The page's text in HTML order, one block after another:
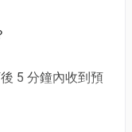
5 分鐘內收到預